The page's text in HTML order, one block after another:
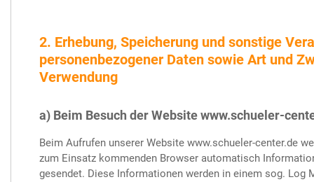
2. Erhebung, Speicherung und sonstige
personenbezogener Daten sowie Art und
Verwendung
a) Beim Besuch der Website www.schueler-
Beim Aufrufen unserer Website www.schueler-center.de
zum Einsatz kommenden Browser automatisch
gesendet. Diese Informationen werden in einem sog. Log